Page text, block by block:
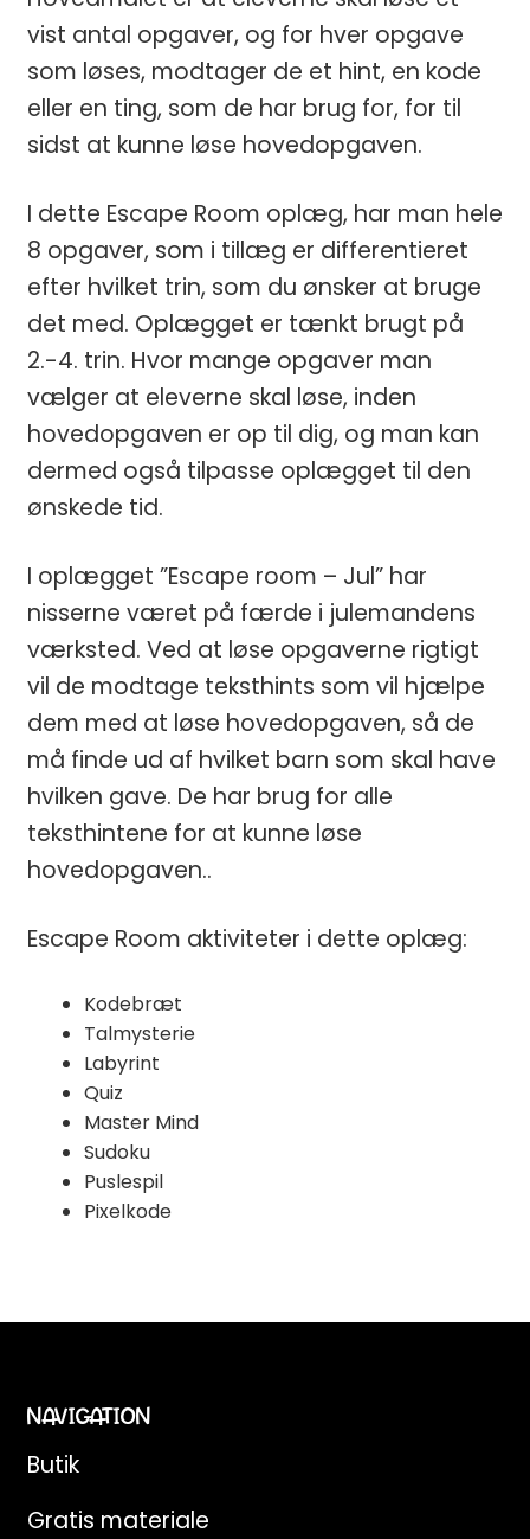
vist antal opgaver, og for hver opgave
som løses, modtager de et hint, en kode
eller en ting, som de har brug for, for til
sidst at kunne løse hovedopgaven.
I dette Escape Room oplæg, har man hele
8 opgaver, som i tillæg er differentieret
efter hvilket trin, som du ønsker at bruge
det med. Oplægget er tænkt brugt på
2.-4. trin. Hvor mange opgaver man
vælger at eleverne skal løse, inden
hovedopgaven er op til dig, og man kan
dermed også tilpasse oplægget til den
ønskede tid.
I oplægget ”Escape room – Jul” har
nisserne været på færde i julemandens
værksted. Ved at løse opgaverne rigtigt
vil de modtage teksthints som vil hjælpe
dem med at løse hovedopgaven, så de
må finde ud af hvilket barn som skal have
hvilken gave. De har brug for alle
teksthintene for at kunne løse
hovedopgaven..
Escape Room aktiviteter i dette oplæg:
Kodebræt
Talmysterie
Labyrint
Quiz
Master Mind
Sudoku
Puslespil
Pixelkode
NAVIGATION
Butik
Gratis materiale